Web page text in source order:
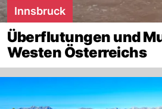
Innsbruck
Überflutungen und
Westen Österreichs